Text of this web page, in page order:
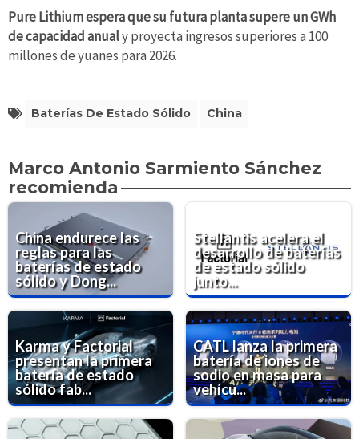
Pure Lithium espera que su futura planta supere un GWh
de capacidad anualy proyecta ingresos superiores a 100
millones de yuanes para 2026.
Baterías De Estado Sólido China
Marco Antonio Sarmiento Sánchez
recomienda
China endurece las
reglas para las
baterías de estado
sólido y Dong...
Stellantis acelera el
desarrollo de baterías
de estado sólido
junto...
Karma y Factorial
presentan la primera
batería de estado
sólido fab...
CATL lanza la primera
batería de iones de
sodio en masa para
vehícu...